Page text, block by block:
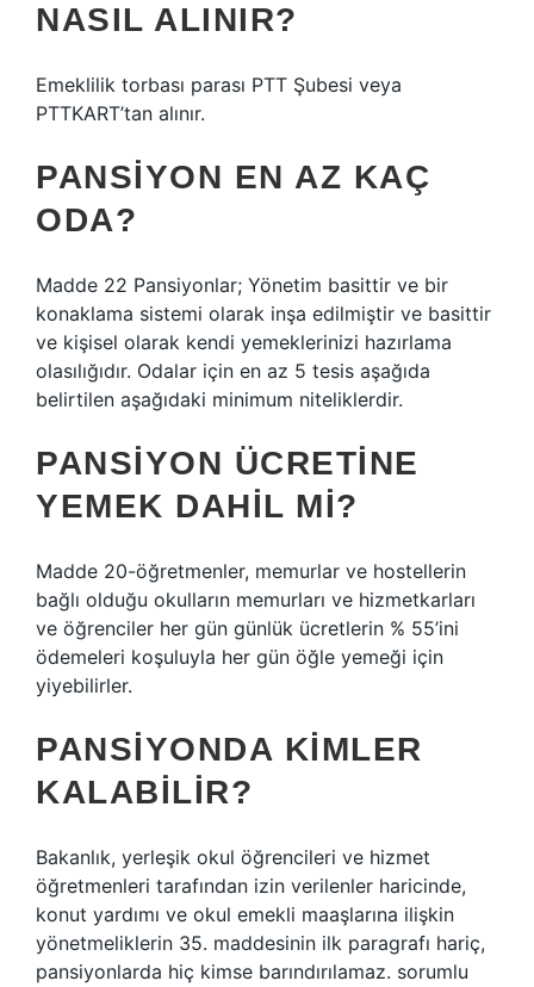
NASIL ALINIR?
Emeklilik torbası parası PTT Şubesi veya
PTTKART’tan alınır.
PANSIYON EN AZ KAÇ
ODA?
Madde 22 Pansiyonlar; Yönetim basittir ve bir
konaklama sistemi olarak inşa edilmiştir ve basittir
ve kişisel olarak kendi yemeklerinizi hazırlama
olasılığıdır. Odalar için en az 5 tesis aşağıda
belirtilen aşağıdaki minimum niteliklerdir.
PANSIYON ÜCRETINE
YEMEK DAHIL MI?
Madde 20-öğretmenler, memurlar ve hostellerin
bağlı olduğu okulların memurları ve hizmetkarları
ve öğrenciler her gün günlük ücretlerin % 55’ini
ödemeleri koşuluyla her gün öğle yemeği için
yiyebilirler.
PANSIYONDA KIMLER
KALABILIR?
Bakanlık, yerleşik okul öğrencileri ve hizmet
öğretmenleri tarafından izin verilenler haricinde,
konut yardımı ve okul emekli maaşlarına ilişkin
yönetmeliklerin 35. maddesinin ilk paragrafı hariç,
pansiyonlarda hiç kimse barındırılamaz. sorumlu